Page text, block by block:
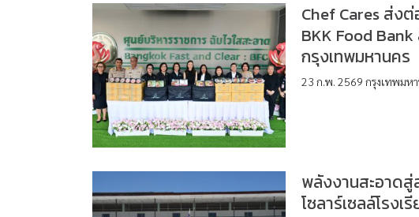
Chef Cares ส่ง
BKK Food
กรุงเทพมหานคร
23 ก.พ. 2569 กรุงเทพมห
พลังงานสะอาด
โซลาร์เซลล์โรง